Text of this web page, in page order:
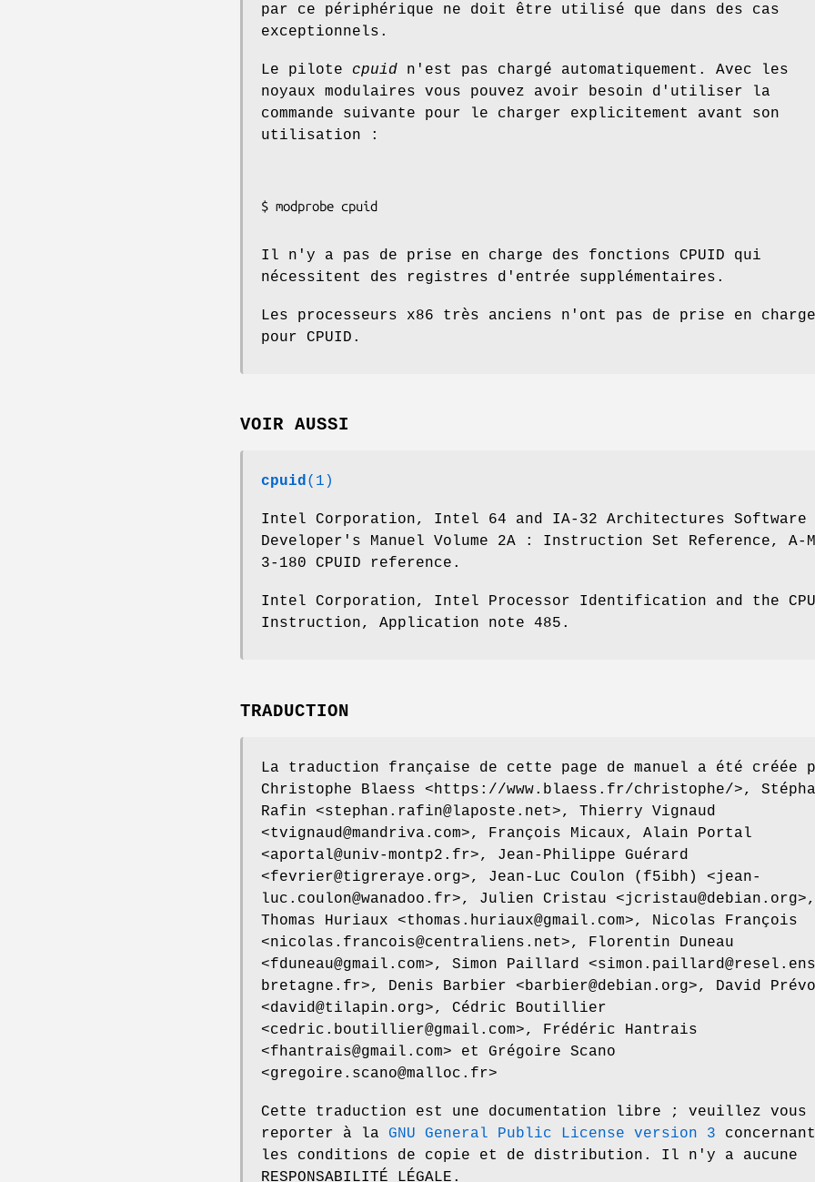
par ce périphérique ne doit être utilisé que dans des cas
exceptionnels.
Le pilote cpuid n'est pas chargé automatiquement. Avec les
noyaux modulaires vous pouvez avoir besoin d'utiliser la
commande suivante pour le charger explicitement avant son
utilisation :
Il n'y a pas de prise en charge des fonctions CPUID qui
nécessitent des registres d'entrée supplémentaires.
Les processeurs x86 très anciens n'ont pas de prise en charge
pour CPUID.
VOIR AUSSI
cpuid(1)
Intel Corporation, Intel 64 and IA-32 Architectures Software
Developer's Manuel Volume 2A : Instruction Set Reference, A-
3-180 CPUID reference.
Intel Corporation, Intel Processor Identification and the
Instruction, Application note 485.
TRADUCTION
La traduction française de cette page de manuel a été créée
Christophe Blaess <https://www.blaess.fr/christophe/>,
Rafin <stephan.rafin@laposte.net>, Thierry Vignaud
<tvignaud@mandriva.com>, François Micaux, Alain Portal
<aportal@univ-montp2.fr>, Jean-Philippe Guérard
<fevrier@tigreraye.org>, Jean-Luc Coulon (f5ibh) <jean-
luc.coulon@wanadoo.fr>, Julien Cristau <jcristau@debian.org>,
Thomas Huriaux <thomas.huriaux@gmail.com>, Nicolas François
<nicolas.francois@centraliens.net>, Florentin Duneau
<fduneau@gmail.com>, Simon Paillard
bretagne.fr>, Denis Barbier <barbier@debian.org>, David
<david@tilapin.org>, Cédric Boutillier
<cedric.boutillier@gmail.com>, Frédéric Hantrais
<fhantrais@gmail.com> et Grégoire Scano
<gregoire.scano@malloc.fr>
Cette traduction est une documentation libre ; veuillez vous
reporter à la GNU General Public License version 3 concernant
les conditions de copie et de distribution. Il n'y a aucune
RESPONSABILITÉ LÉGALE.